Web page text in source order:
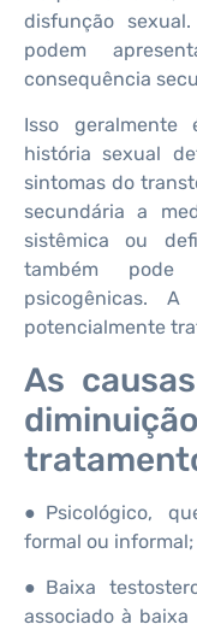
disfunção
podem
consequência
Isso
história sexual
sintomas do
secundária a
sistêmica ou
também
psicogênicas.
potencialmente
As
●Psicológico,
formal ou informal;
●Baixa
associado à